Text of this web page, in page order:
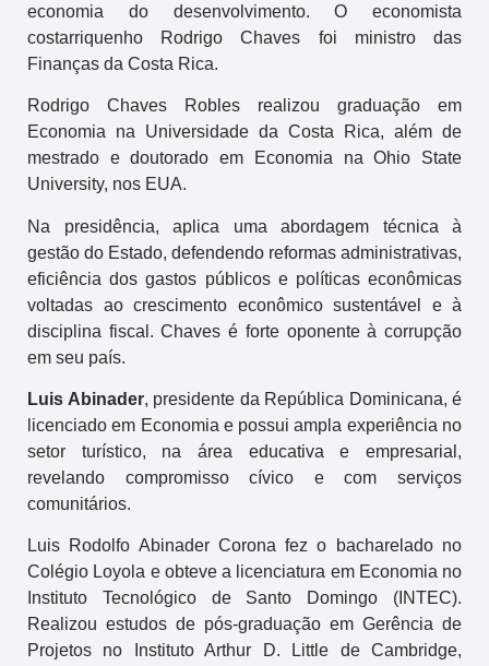
economia do desenvolvimento. O economista
costarriquenho Rodrigo Chaves foi ministro das
Finanças da Costa Rica.
Rodrigo Chaves Robles realizou graduação em
Economia na Universidade da Costa Rica, além de
mestrado e doutorado em Economia na Ohio State
University, nos EUA.
Na presidência, aplica uma abordagem técnica à
gestão do Estado, defendendo reformas administrativas,
eficiência dos gastos públicos e políticas econômicas
voltadas ao crescimento econômico sustentável e à
disciplina fiscal. Chaves é forte oponente à corrupção
em seu país.
Luis Abinader, presidente da República Dominicana, é
licenciado em Economia e possui ampla experiência no
setor turístico, na área educativa e empresarial,
revelando compromisso cívico e com serviços
comunitários.
Luis Rodolfo Abinader Corona fez o bacharelado no
Colégio Loyola e obteve a licenciatura em Economia no
Instituto Tecnológico de Santo Domingo (INTEC).
Realizou estudos de pós-graduação em Gerência de
Projetos no Instituto Arthur D. Little de Cambridge,